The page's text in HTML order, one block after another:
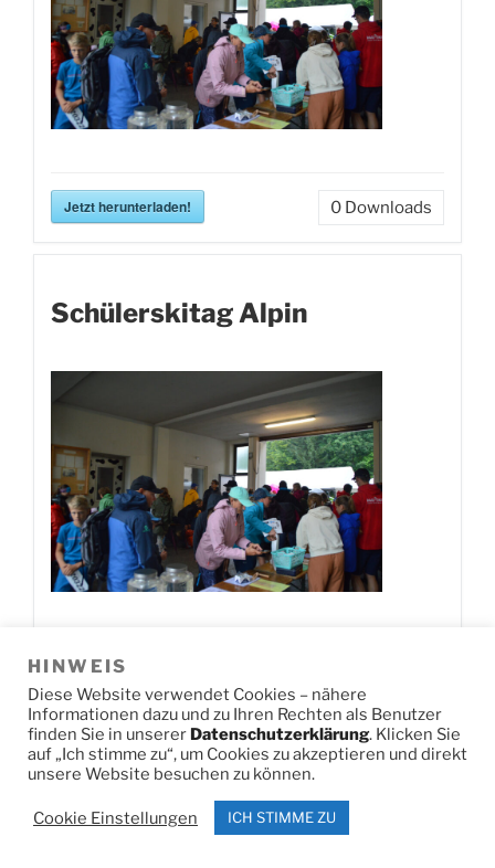
Jetzt herunterladen! 0 Downloads
Schülerskitag Alpin
Jetzt herunterladen!
DSC U14 SL2
HINWEIS
Diese Website verwendet Cookies – nähere
Informationen dazu und zu Ihren Rechten als Benutzer
finden Sie in unsererDatenschutzerklärung. Klicken Sie
auf „Ich stimme zu“, um Cookies zu akzeptieren und direkt
unsere Website besuchen zu können.
Cookie Einstellungen ICH STIMME ZU